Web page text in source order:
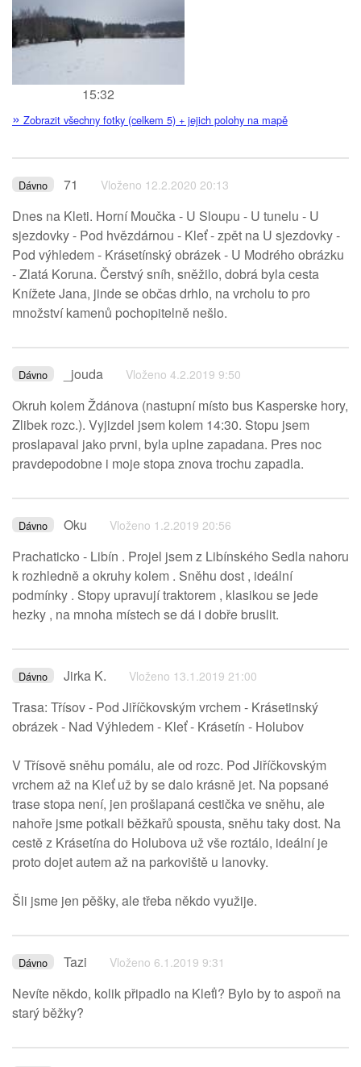
15:32
» Zobrazit všechny fotky (celkem 5) + jejich polohy na mapě
Dávno 71 Vloženo 12.2.2020 20:13
Dnes na Kleti. Horní Moučka - U Sloupu - U tunelu - U
sjezdovky - Pod hvězdárnou - Kleť - zpět na U sjezdovky -
Pod výhledem - Krásetínský obrázek - U Modrého obrázku
- Zlatá Koruna. Čerstvý sníh, sněžilo, dobrá byla cesta
Knížete Jana, jinde se občas drhlo, na vrcholu to pro
množství kamenů pochopitelně nešlo.
Dávno _jouda Vloženo 4.2.2019 9:50
Okruh kolem Ždánova (nastupní místo bus Kasperske hory,
Zlibek rozc.). Vyjizdel jsem kolem 14:30. Stopu jsem
proslapaval jako prvni, byla uplne zapadana. Pres noc
pravdepodobne i moje stopa znova trochu zapadla.
Dávno Oku Vloženo 1.2.2019 20:56
Prachaticko - Libín . Projel jsem z Libínského Sedla nahoru
k rozhledně a okruhy kolem . Sněhu dost , ideální
podmínky . Stopy upravují traktorem , klasikou se jede
hezky , na mnoha místech se dá i dobře bruslit.
Dávno Jirka K. Vloženo 13.1.2019 21:00
Trasa: Třísov - Pod Jiříčkovským vrchem - Krásetinský
obrázek - Nad Výhledem - Kleť - Krásetín - Holubov
V Třísově sněhu pomálu, ale od rozc. Pod Jiříčkovským
vrchem až na Kleť už by se dalo krásně jet. Na popsané
trase stopa není, jen prošlapaná cestička ve sněhu, ale
nahoře jsme potkali běžkařů spousta, sněhu taky dost. Na
cestě z Krásetína do Holubova už vše roztálo, ideální je
proto dojet autem až na parkoviště u lanovky.
Šli jsme jen pěšky, ale třeba někdo využije.
Dávno Tazi Vloženo 6.1.2019 9:31
Nevíte někdo, kolik připadlo na Kleťi? Bylo by to aspoň na
starý běžky?